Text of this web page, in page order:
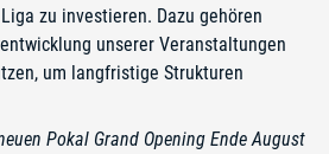
zu investieren. Dazu gehören
unserer Veranstaltungen
um langfristige Strukturen
Pokal Grand Opening Ende August